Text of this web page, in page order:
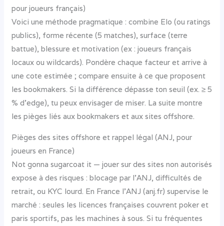
pour joueurs français)
Voici une méthode pragmatique : combine Elo (ou ratings
publics), forme récente (5 matches), surface (terre
battue), blessure et motivation (ex : joueurs français
locaux ou wildcards). Pondère chaque facteur et arrive à
une cote estimée ; compare ensuite à ce que proposent
les bookmakers. Si la différence dépasse ton seuil (ex. ≥ 5
% d’edge), tu peux envisager de miser. La suite montre
les pièges liés aux bookmakers et aux sites offshore.
Pièges des sites offshore et rappel légal (ANJ, pour
joueurs en France)
Not gonna sugarcoat it — jouer sur des sites non autorisés
expose à des risques : blocage par l’ANJ, difficultés de
retrait, ou KYC lourd. En France l’ANJ (anj.fr) supervise le
marché : seules les licences françaises couvrent poker et
paris sportifs, pas les machines à sous. Si tu fréquentes